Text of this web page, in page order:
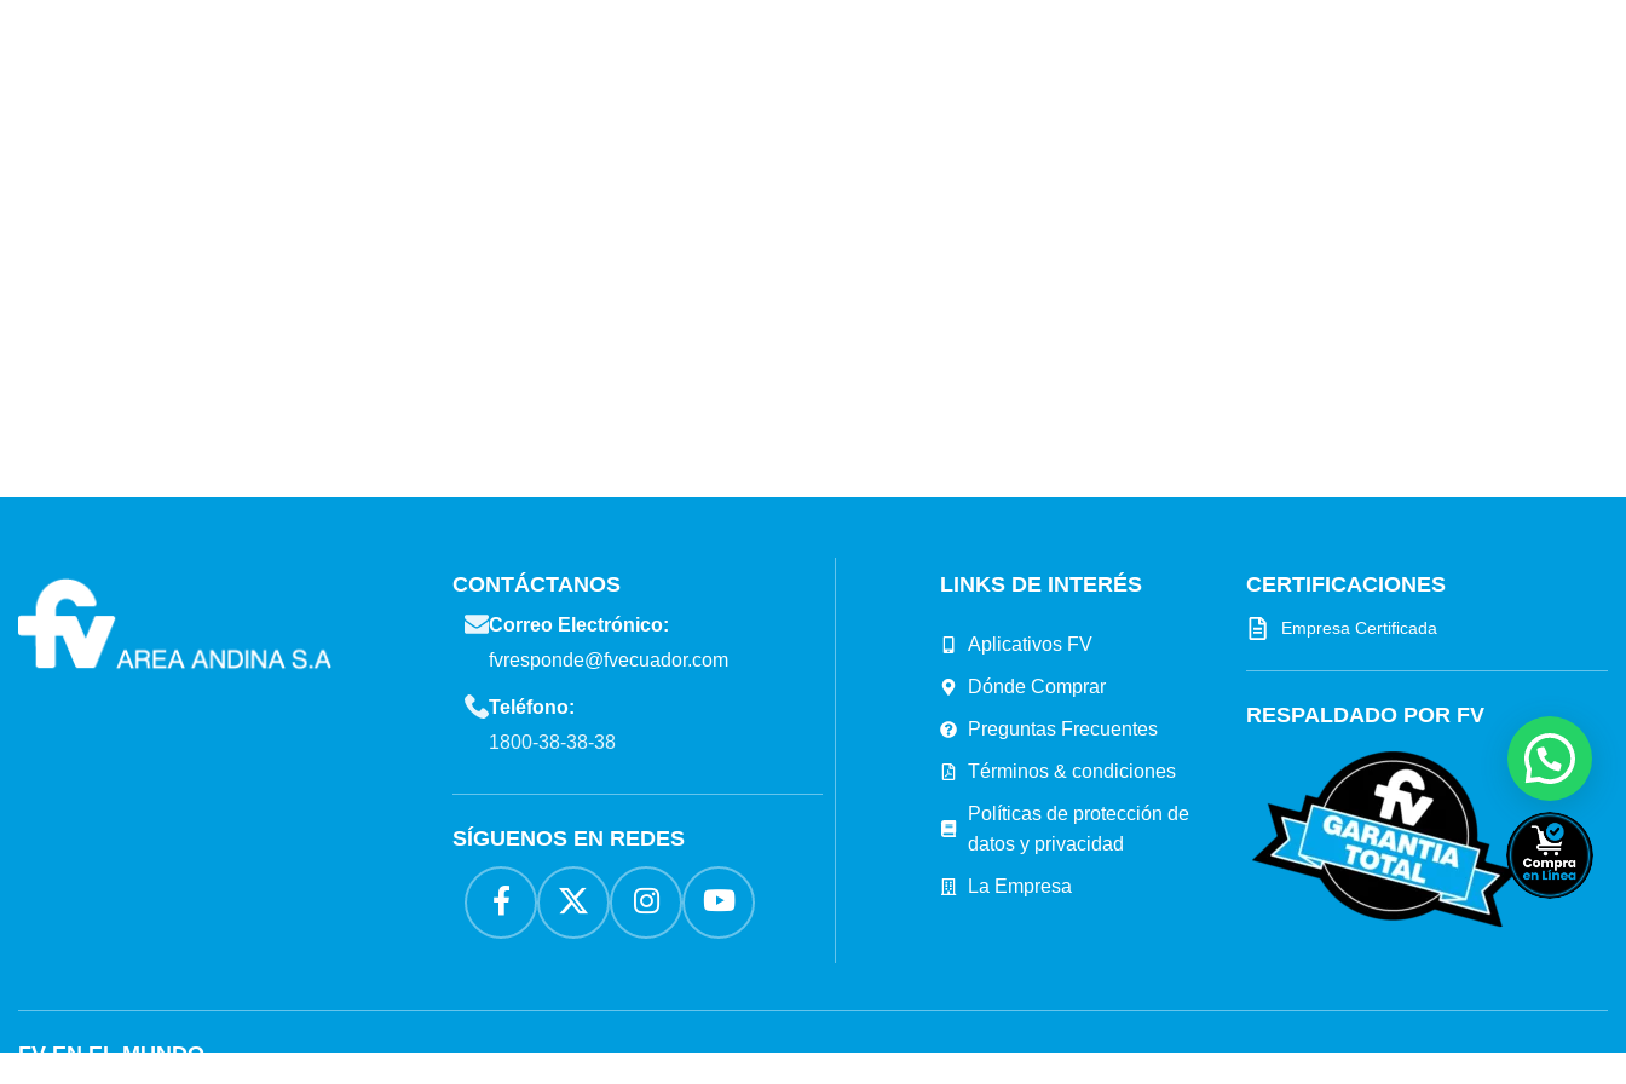
CONTÁCTANOS
Correo Electrónico:
fvresponde@fvecuador.com
Teléfono:
1800-38-38-38
SÍGUENOS EN REDES
LINKS DE INTERÉS
Aplicativos FV
Dónde Comprar
Preguntas Frecuentes
Términos & condiciones
Políticas de protección de
datos y privacidad
La Empresa
CERTIFICACIONES
Empresa Certificada
RESPALDADO POR FV
FV EN EL MUNDO